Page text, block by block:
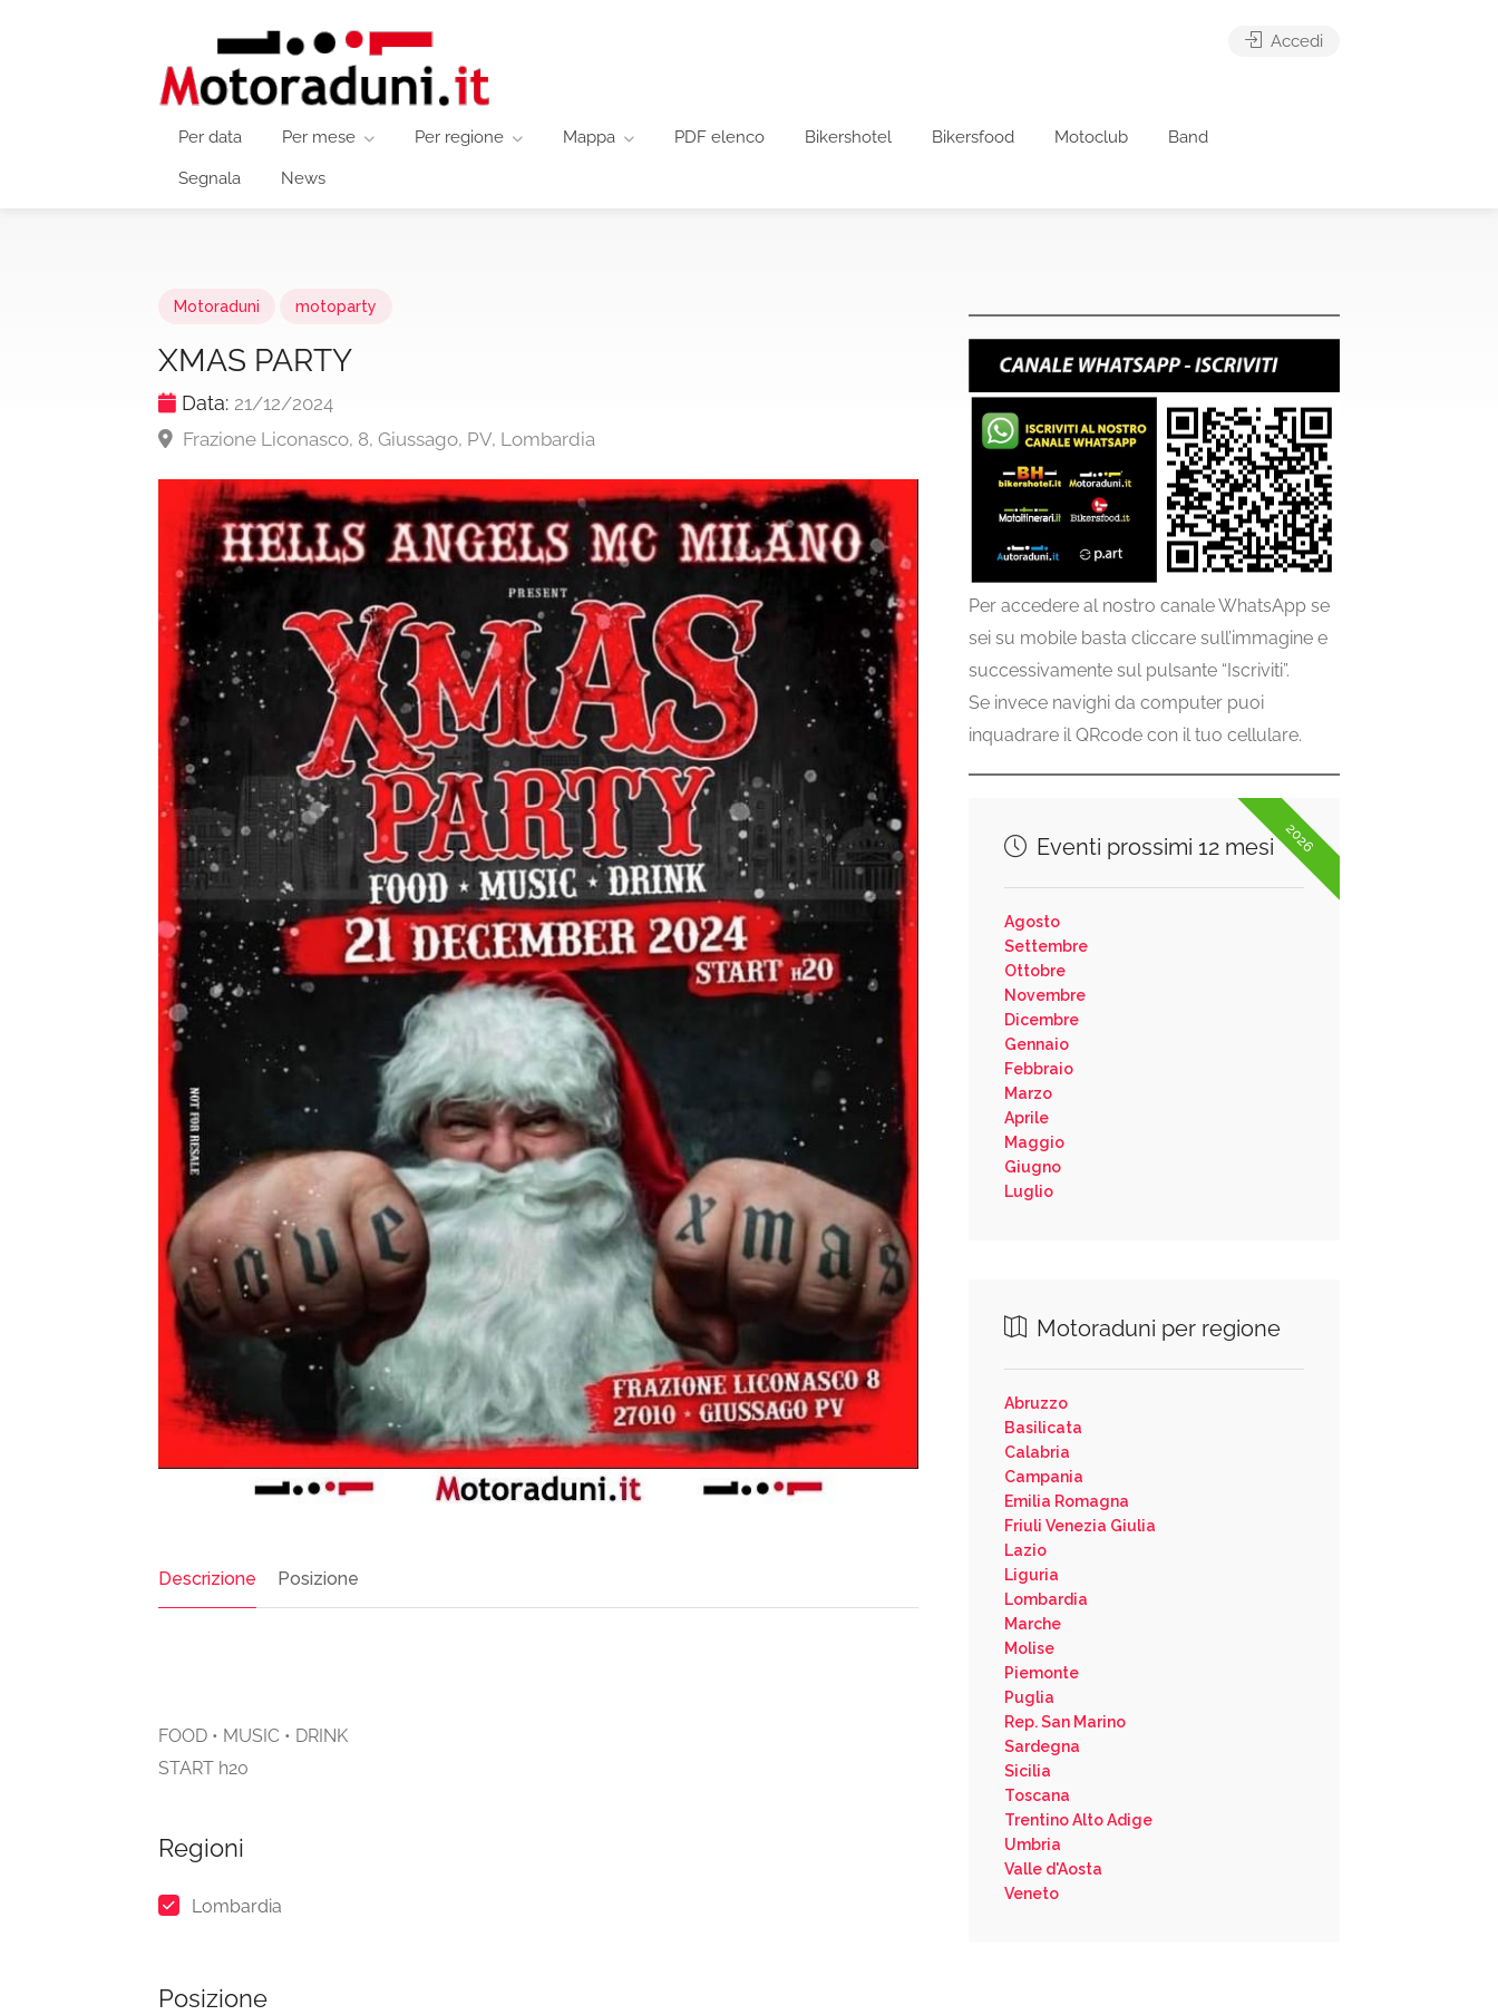
Per data Per mese Per regione Mappa PDF elenco Bikershotel Bikersfood Motoclub Band
Segnala News
Accedi
Motoraduni motoparty
XMAS PARTY
Data: 21/12/2024
Frazione Liconasco, 8, Giussago, PV, Lombardia
Descrizione Posizione
FOOD • MUSIC • DRINK
START h20
Regioni
Lombardia
Posizione
Per accedere al nostro canale WhatsApp se
sei su mobile basta cliccare sull’immagine e
successivamente sul pulsante “Iscriviti”.
Se invece navighi da computer puoi
inquadrare il QRcode con il tuo cellulare.
2026
Eventi prossimi 12 mesi
Agosto
Settembre
Ottobre
Novembre
Dicembre
Gennaio
Febbraio
Marzo
Aprile
Maggio
Giugno
Luglio
Motoraduni per regione
Abruzzo
Basilicata
Calabria
Campania
Emilia Romagna
Friuli Venezia Giulia
Lazio
Liguria
Lombardia
Marche
Molise
Piemonte
Puglia
Rep. San Marino
Sardegna
Sicilia
Toscana
Trentino Alto Adige
Umbria
Valle d'Aosta
Veneto